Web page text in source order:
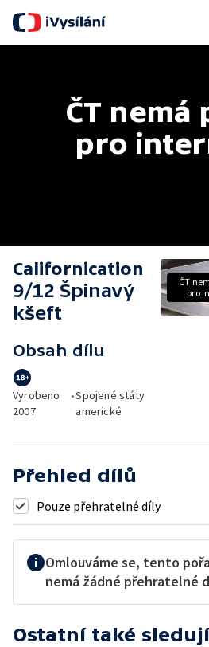
ČT nemá
pro
Californication
9/12 Špinavý
kšeft
Obsah dílu
Vyrobeno
2007
•Spojené státy
americké
ČT
pro
Přehled dílů
Pouze přehratelné díly
Omlouváme se, tento
nemá žádné přehratelné
Ostatní také sledují